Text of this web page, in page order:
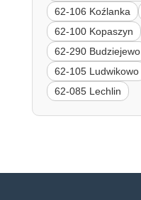
62-106 Koźlanka
62-100 Kopaszyn
62-290 Budziejewo
62-105 Ludwikowo
62-085 Lechlin